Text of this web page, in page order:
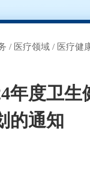
/ 医疗领域 / 医疗健
年度卫生
的通知